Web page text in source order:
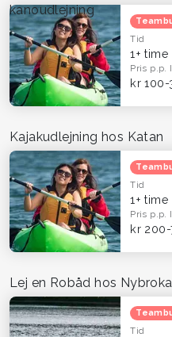
kanoudlejning
Tid
1+ time
Pris p.p.
kr 100-
Kajakudlejning hos Katan
Tid
1+ time
Pris p.p.
kr
Lej en Robåd hos
Tid